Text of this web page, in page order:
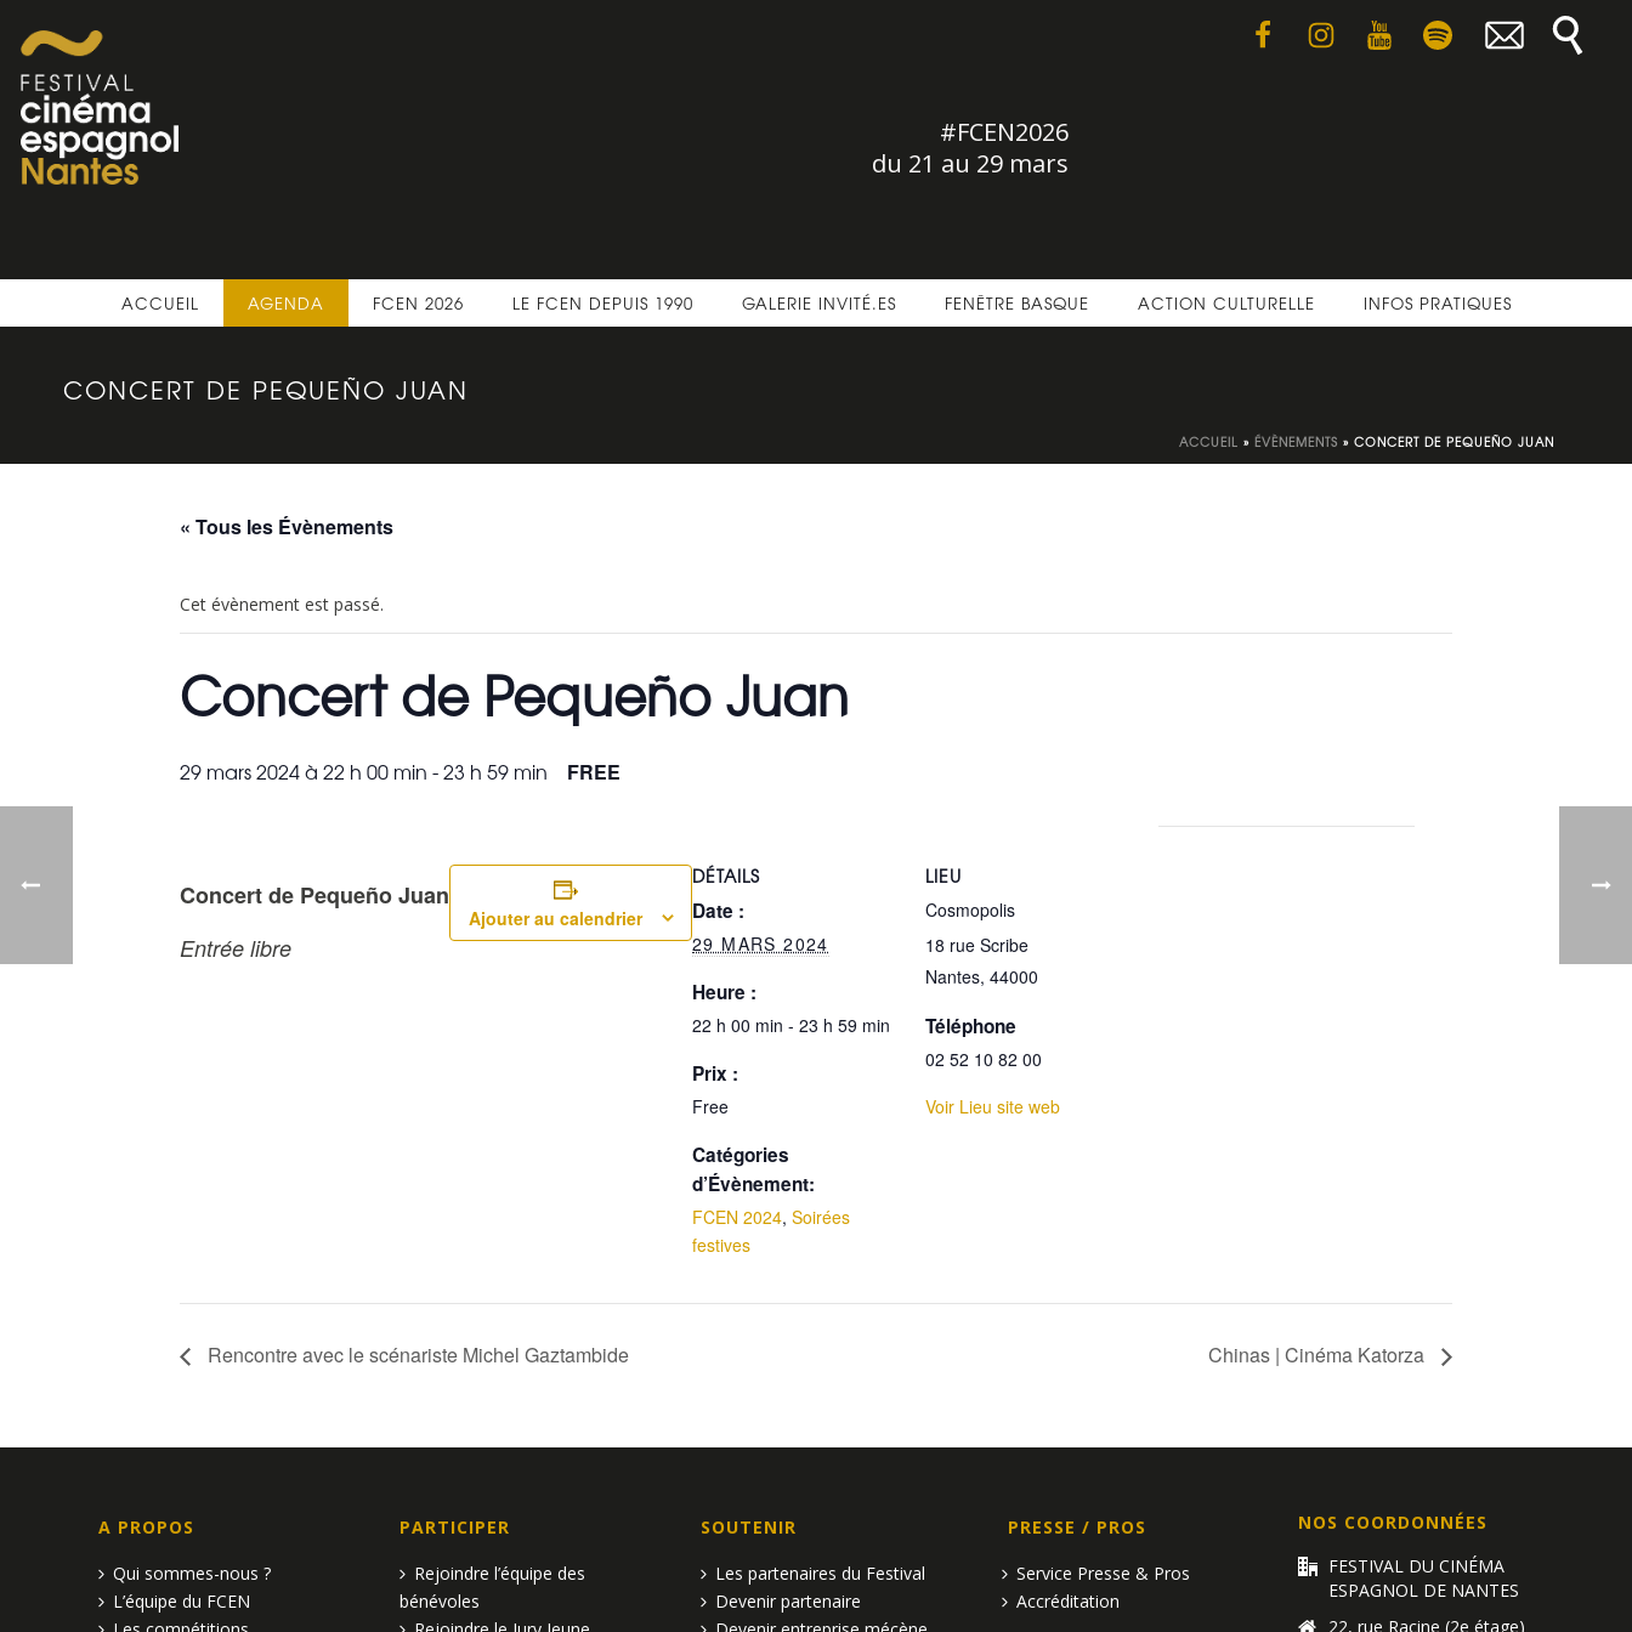
#FCEN2026
du 21 au 29 mars
ACCUEIL AGENDA FCEN 2026 LE FCEN DEPUIS 1990 GALERIE INVITÉ.ES FENÊTRE BASQUE ACTION CULTURELLE INFOS PRATIQUES
CONCERT DE PEQUEÑO JUAN
ACCUEIL » ÉVÈNEMENTS » CONCERT DE PEQUEÑO JUAN
« Tous les Évènements
Cet évènement est passé.
Concert de Pequeño Juan
29 mars 2024 à 22 h 00 min -23 h 59 min FREE
Concert de Pequeño Juan
Entrée libre
Ajouter au calendrier
DÉTAILS
Date :
29 MARS 2024
Heure :
22 h 00 min - 23 h 59 min
Prix :
Free
Catégories
d’Évènement:
FCEN 2024, Soirées
festives
LIEU
Cosmopolis
18 rue Scribe
Nantes, 44000
Téléphone
02 52 10 82 00
Voir Lieu site web
Rencontre avec le scénariste Michel Gaztambide Chinas | Cinéma Katorza
A PROPOS
Qui sommes-nous ?
L’équipe du FCEN
PARTICIPER
Rejoindre l’équipe des
bénévoles
SOUTENIR
Les partenaires du Festival
Devenir partenaire
PRESSE / PROS
Service Presse & Pros
Accréditation
NOS COORDONNÉES
FESTIVAL DU CINÉMA
ESPAGNOL DE NANTES
22, rue Racine (2e étage)